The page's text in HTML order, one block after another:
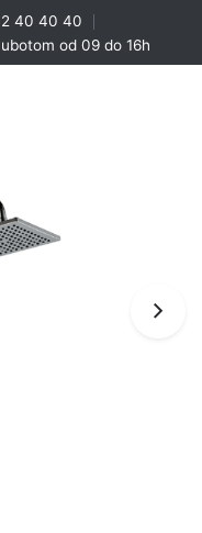
40 40 40
od 09 do 16h